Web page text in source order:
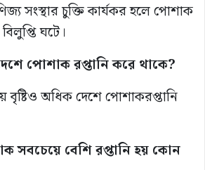
সংস্থার চুক্তি কার্যকর হলে পোশাক
ঘটে।
পোশাক রপ্তানি করে থাকে?
বৃষ্টিও অধিক দেশে পোশাকরপ্তানি
সবচেয়ে বেশি রপ্তানি হয় কোন